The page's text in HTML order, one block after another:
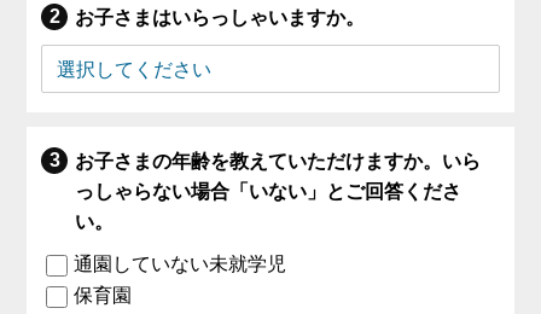
お子さまはいらっしゃいますか。
お子さまの年齢を教えていただけますか。いら
っしゃらない場合「いない」とご回答くださ
い。
通園していない未就学児
保育園